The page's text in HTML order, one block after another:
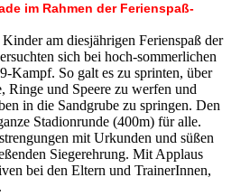
im Rahmen der Ferienspaß-
am diesjährigen Ferienspaß der
sich bei hoch-sommerlichen
Kampf. So galt es zu sprinten, über
Ringe und Speere zu werfen und
in die Sandgrube zu springen. Den
Stadionrunde (400m) für alle.
mit Urkunden und süßen
Siegerehrung. Mit Applaus
bei den Eltern und TrainerInnen,